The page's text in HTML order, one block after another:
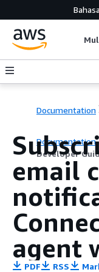
Documentation
Documentation
Developer
email
agent
PDF RSS